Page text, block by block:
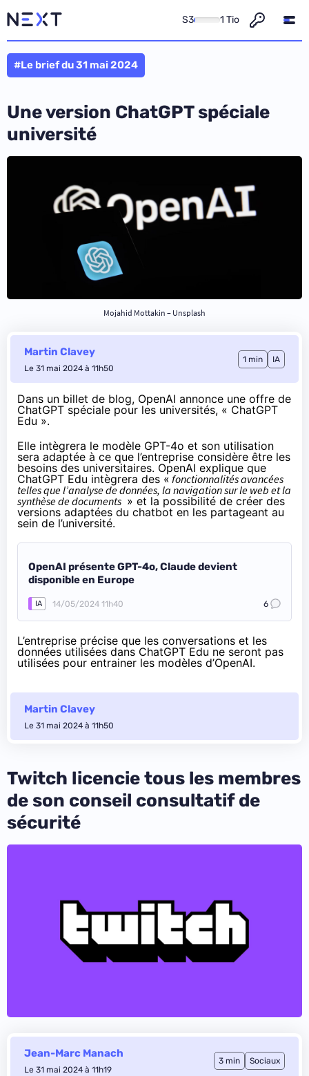
S3 1 Tio
#Le brief du 31 mai 2024
Une version ChatGPT spéciale
université
Mojahid Mottakin – Unsplash
Martin Clavey
Le 31 mai 2024 à 11h50
1 min IA
Dans un billet de blog, OpenAI annonce une offre de
ChatGPT spéciale pour les universités, « ChatGPT
Edu ».
Elle intègrera le modèle GPT-4o et son utilisation
sera adaptée à ce que l’entreprise considère être les
besoins des universitaires. OpenAI explique que
ChatGPT Edu intègrera des « fonctionnalités avancées
telles que l’analyse de données, la navigation sur le web et la
synthèse de documents » et la possibilité de créer des
versions adaptées du chatbot en les partageant au
sein de l’université.
OpenAI présente GPT-4o, Claude devient
disponible en Europe
IA 14/05/2024 11h40 6
L’entreprise précise que les conversations et les
données utilisées dans ChatGPT Edu ne seront pas
utilisées pour entrainer les modèles d’OpenAI.
Martin Clavey
Le 31 mai 2024 à 11h50
Twitch licencie tous les membres
de son conseil consultatif de
sécurité
Jean-Marc Manach
Le 31 mai 2024 à 11h19
3 min Sociaux